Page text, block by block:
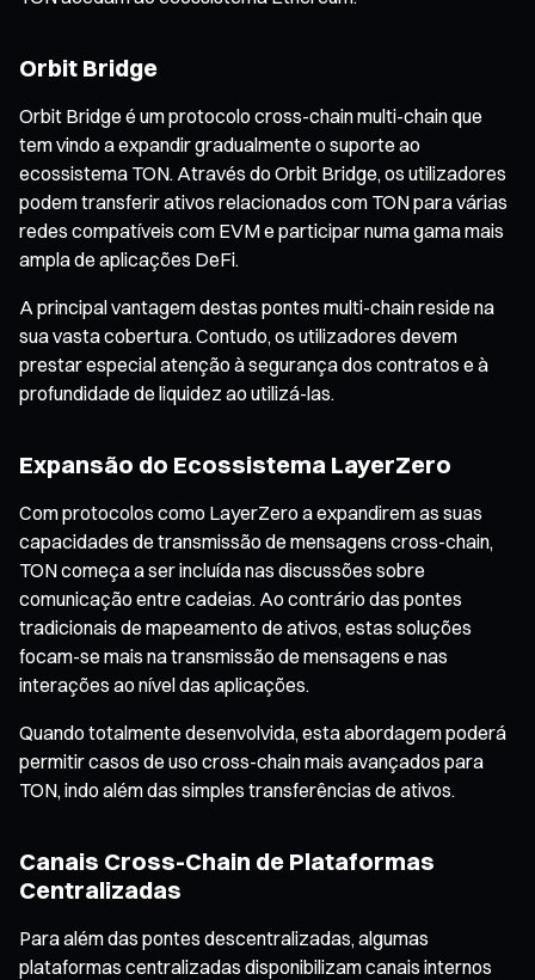
Orbit Bridge
Orbit Bridge é um protocolo cross-chain multi-chain que
tem vindo a expandir gradualmente o suporte ao
ecossistema TON. Através do Orbit Bridge, os utilizadores
podem transferir ativos relacionados com TON para várias
redes compatíveis com EVM e participar numa gama mais
ampla de aplicações DeFi.
A principal vantagem destas pontes multi-chain reside na
sua vasta cobertura. Contudo, os utilizadores devem
prestar especial atenção à segurança dos contratos e à
profundidade de liquidez ao utilizá-las.
Expansão do Ecossistema LayerZero
Com protocolos como LayerZero a expandirem as suas
capacidades de transmissão de mensagens cross-chain,
TON começa a ser incluída nas discussões sobre
comunicação entre cadeias. Ao contrário das pontes
tradicionais de mapeamento de ativos, estas soluções
focam-se mais na transmissão de mensagens e nas
interações ao nível das aplicações.
Quando totalmente desenvolvida, esta abordagem poderá
permitir casos de uso cross-chain mais avançados para
TON, indo além das simples transferências de ativos.
Canais Cross-Chain de Plataformas
Centralizadas
Para além das pontes descentralizadas, algumas
plataformas centralizadas disponibilizam canais internos